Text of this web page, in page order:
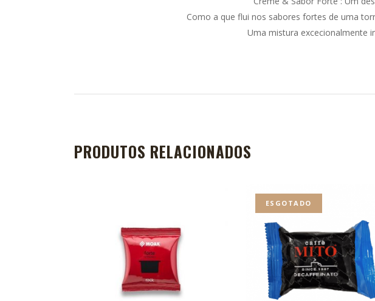
Como a que flui nos sabores fortes de uma
Uma mistura excecionalmente
PRODUTOS RELACIONADOS
ESGOTADO